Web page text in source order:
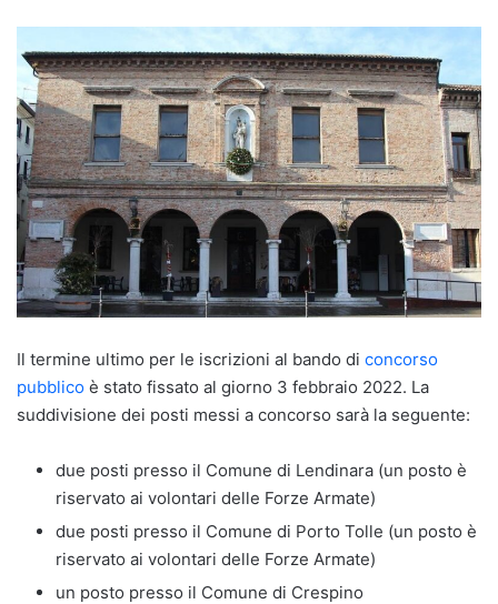
Il termine ultimo per le iscrizioni al bando di concorso
pubblico è stato fissato al giorno 3 febbraio 2022. La
suddivisione dei posti messi a concorso sarà la seguente:
due posti presso il Comune di Lendinara (un posto è
riservato ai volontari delle Forze Armate)
due posti presso il Comune di Porto Tolle (un posto è
riservato ai volontari delle Forze Armate)
un posto presso il Comune di Crespino